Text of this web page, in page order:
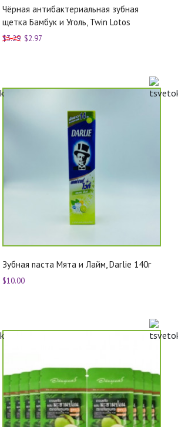
Чёрная антибактериальная зубная
щетка Бамбук и Уголь, Twin Lotos
$3.29 $2.97
Зубная паста Мята и Лайм, Darlie 140г
$10.00